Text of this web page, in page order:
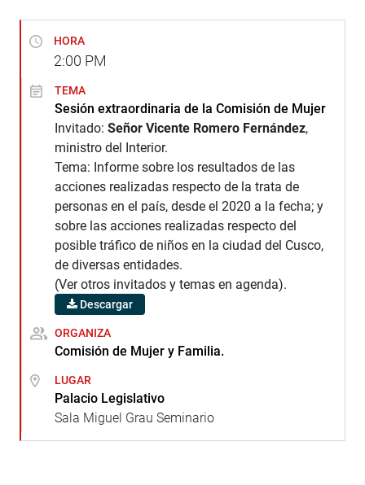
HORA
2:00 PM
TEMA
Sesión extraordinaria de la Comisión de Mujer
Invitado: Señor Vicente Romero Fernández,
ministro del Interior.
Tema: Informe sobre los resultados de las
acciones realizadas respecto de la trata de
personas en el país, desde el 2020 a la fecha; y
sobre las acciones realizadas respecto del
posible tráfico de niños en la ciudad del Cusco,
de diversas entidades.
(Ver otros invitados y temas en agenda).
Descargar
ORGANIZA
Comisión de Mujer y Familia.
LUGAR
Palacio Legislativo
Sala Miguel Grau Seminario